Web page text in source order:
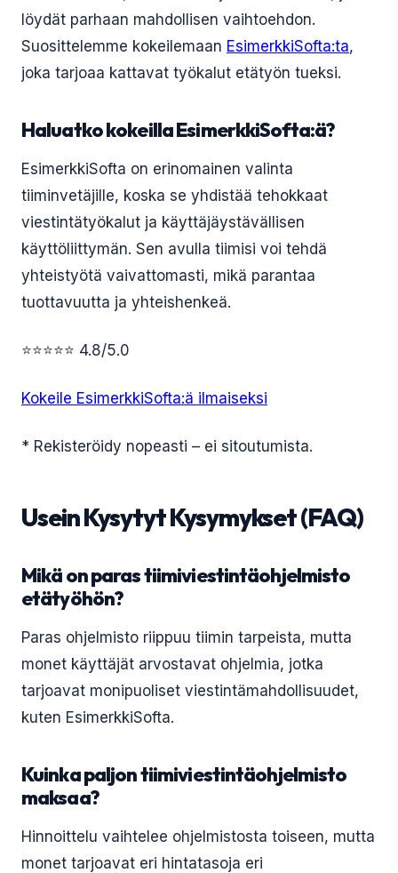
löydät parhaan mahdollisen vaihtoehdon.
Suosittelemme kokeilemaan EsimerkkiSofta:ta,
joka tarjoaa kattavat työkalut etätyön tueksi.
Haluatko kokeilla EsimerkkiSofta:ä?
EsimerkkiSofta on erinomainen valinta
tiiminvetäjille, koska se yhdistää tehokkaat
viestintätyökalut ja käyttäjäystävällisen
käyttöliittymän. Sen avulla tiimisi voi tehdä
yhteistyötä vaivattomasti, mikä parantaa
tuottavuutta ja yhteishenkeä.
⭐⭐⭐⭐⭐ 4.8/5.0
Kokeile EsimerkkiSofta:ä ilmaiseksi
* Rekisteröidy nopeasti – ei sitoutumista.
Usein Kysytyt Kysymykset (FAQ)
Mikä on paras tiimiviestintäohjelmisto
etätyöhön?
Paras ohjelmisto riippuu tiimin tarpeista, mutta
monet käyttäjät arvostavat ohjelmia, jotka
tarjoavat monipuoliset viestintämahdollisuudet,
kuten EsimerkkiSofta.
Kuinka paljon tiimiviestintäohjelmisto
maksaa?
Hinnoittelu vaihtelee ohjelmistosta toiseen, mutta
monet tarjoavat eri hintatasoja eri